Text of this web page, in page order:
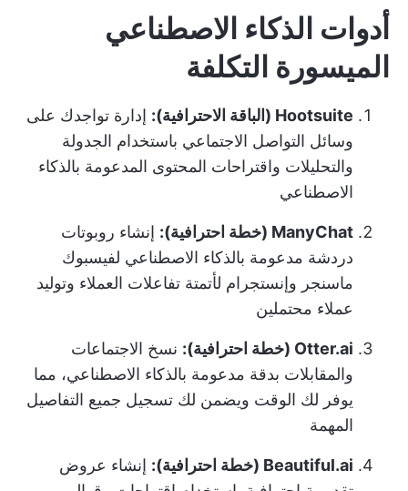
أدوات الذكاء الاصطناعي
الميسورة التكلفة
Hootsuite (الباقة الاحترافية):
إدارة تواجدك على
وسائل التواصل الاجتماعي باستخدام الجدولة
والتحليلات واقتراحات المحتوى المدعومة بالذكاء
الاصطناعي
ManyChat (خطة احترافية):
إنشاء روبوتات
دردشة مدعومة بالذكاء الاصطناعي لفيسبوك
ماسنجر وإنستجرام لأتمتة تفاعلات العملاء وتوليد
عملاء محتملين
Otter.ai (خطة احترافية):
نسخ الاجتماعات
والمقابلات بدقة مدعومة بالذكاء الاصطناعي، مما
يوفر لك الوقت ويضمن لك تسجيل جميع التفاصيل
المهمة
Beautiful.ai (خطة احترافية):
إنشاء عروض